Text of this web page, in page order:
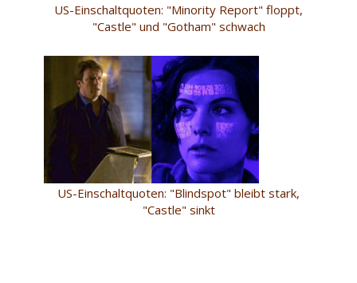
US-Einschaltquoten: "Minority Report" floppt,
"Castle" und "Gotham" schwach
US-Einschaltquoten: "Blindspot" bleibt stark,
"Castle" sinkt